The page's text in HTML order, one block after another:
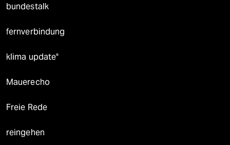
bundestalk
fernverbindung
klima update°
Mauerecho
Freie Rede
reingehen